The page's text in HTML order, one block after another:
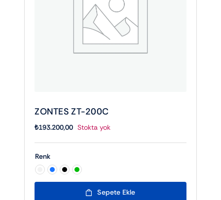
ZONTES ZT-200C
₺193.200,00 Stokta yok
Renk
Sepete Ekle